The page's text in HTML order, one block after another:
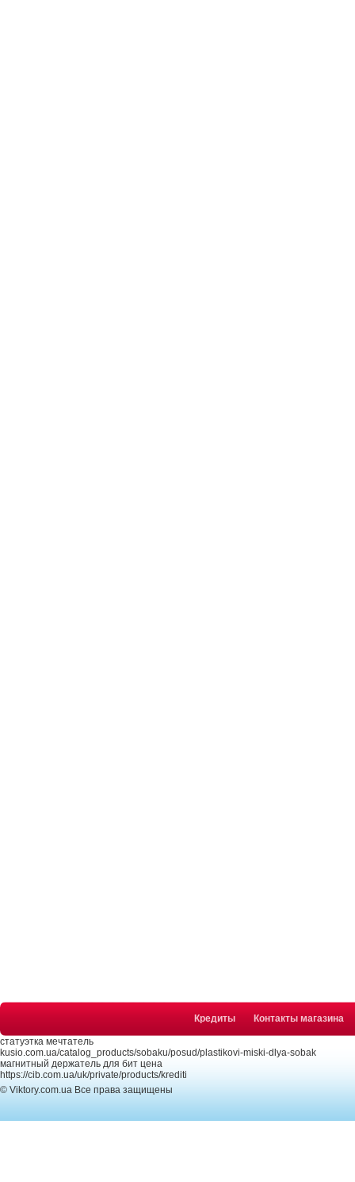
Кредиты Контакты магазина
статуэтка мечтатель
kusio.com.ua/catalog_products/sobaku/posud/plastikovi-miski-dlya-sobak
магнитный держатель для бит цена
https://cib.com.ua/uk/private/products/krediti
© Viktory.com.ua Все права защищены